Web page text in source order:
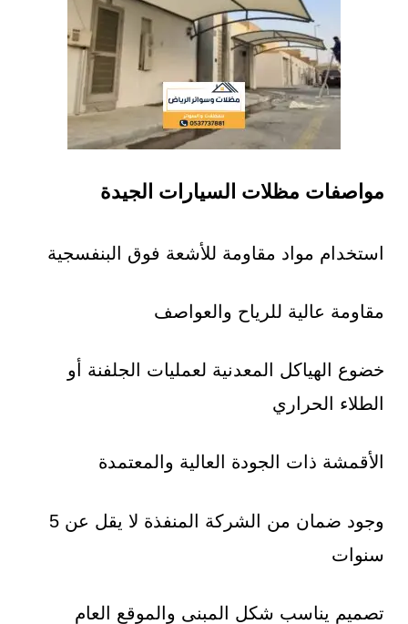
مواصفات مظلات السيارات الجيدة
استخدام مواد مقاومة للأشعة فوق البنفسجية
مقاومة عالية للرياح والعواصف
خضوع الهياكل المعدنية لعمليات الجلفنة أو
الطلاء الحراري
الأقمشة ذات الجودة العالية والمعتمدة
وجود ضمان من الشركة المنفذة لا يقل عن 5
سنوات
تصميم يناسب شكل المبنى والموقع العام